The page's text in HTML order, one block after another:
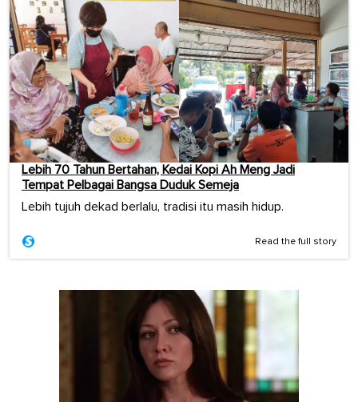
Lebih 70 Tahun Bertahan, Kedai Kopi Ah Meng Jadi
Tempat Pelbagai Bangsa Duduk Semeja
Lebih tujuh dekad berlalu, tradisi itu masih hidup.
Read the full story